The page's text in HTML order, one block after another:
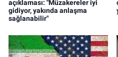
açıklaması: "Müzakereler iyi
gidiyor, yakında anlaşma
sağlanabilir"